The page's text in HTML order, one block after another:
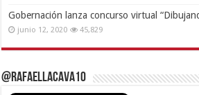
Gobernación lanza concurso virtual
junio 12, 2020 45,829
@RafaelLacava10